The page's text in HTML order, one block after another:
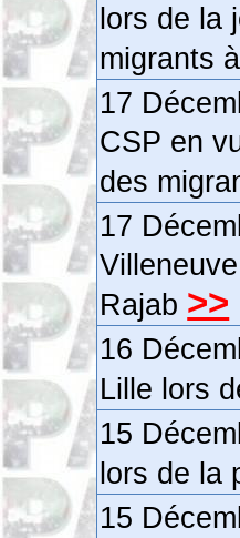
lors de la
migrants
17
CSP en
des
17
Rajab >>
16
Lille lors
15
lors de la
15